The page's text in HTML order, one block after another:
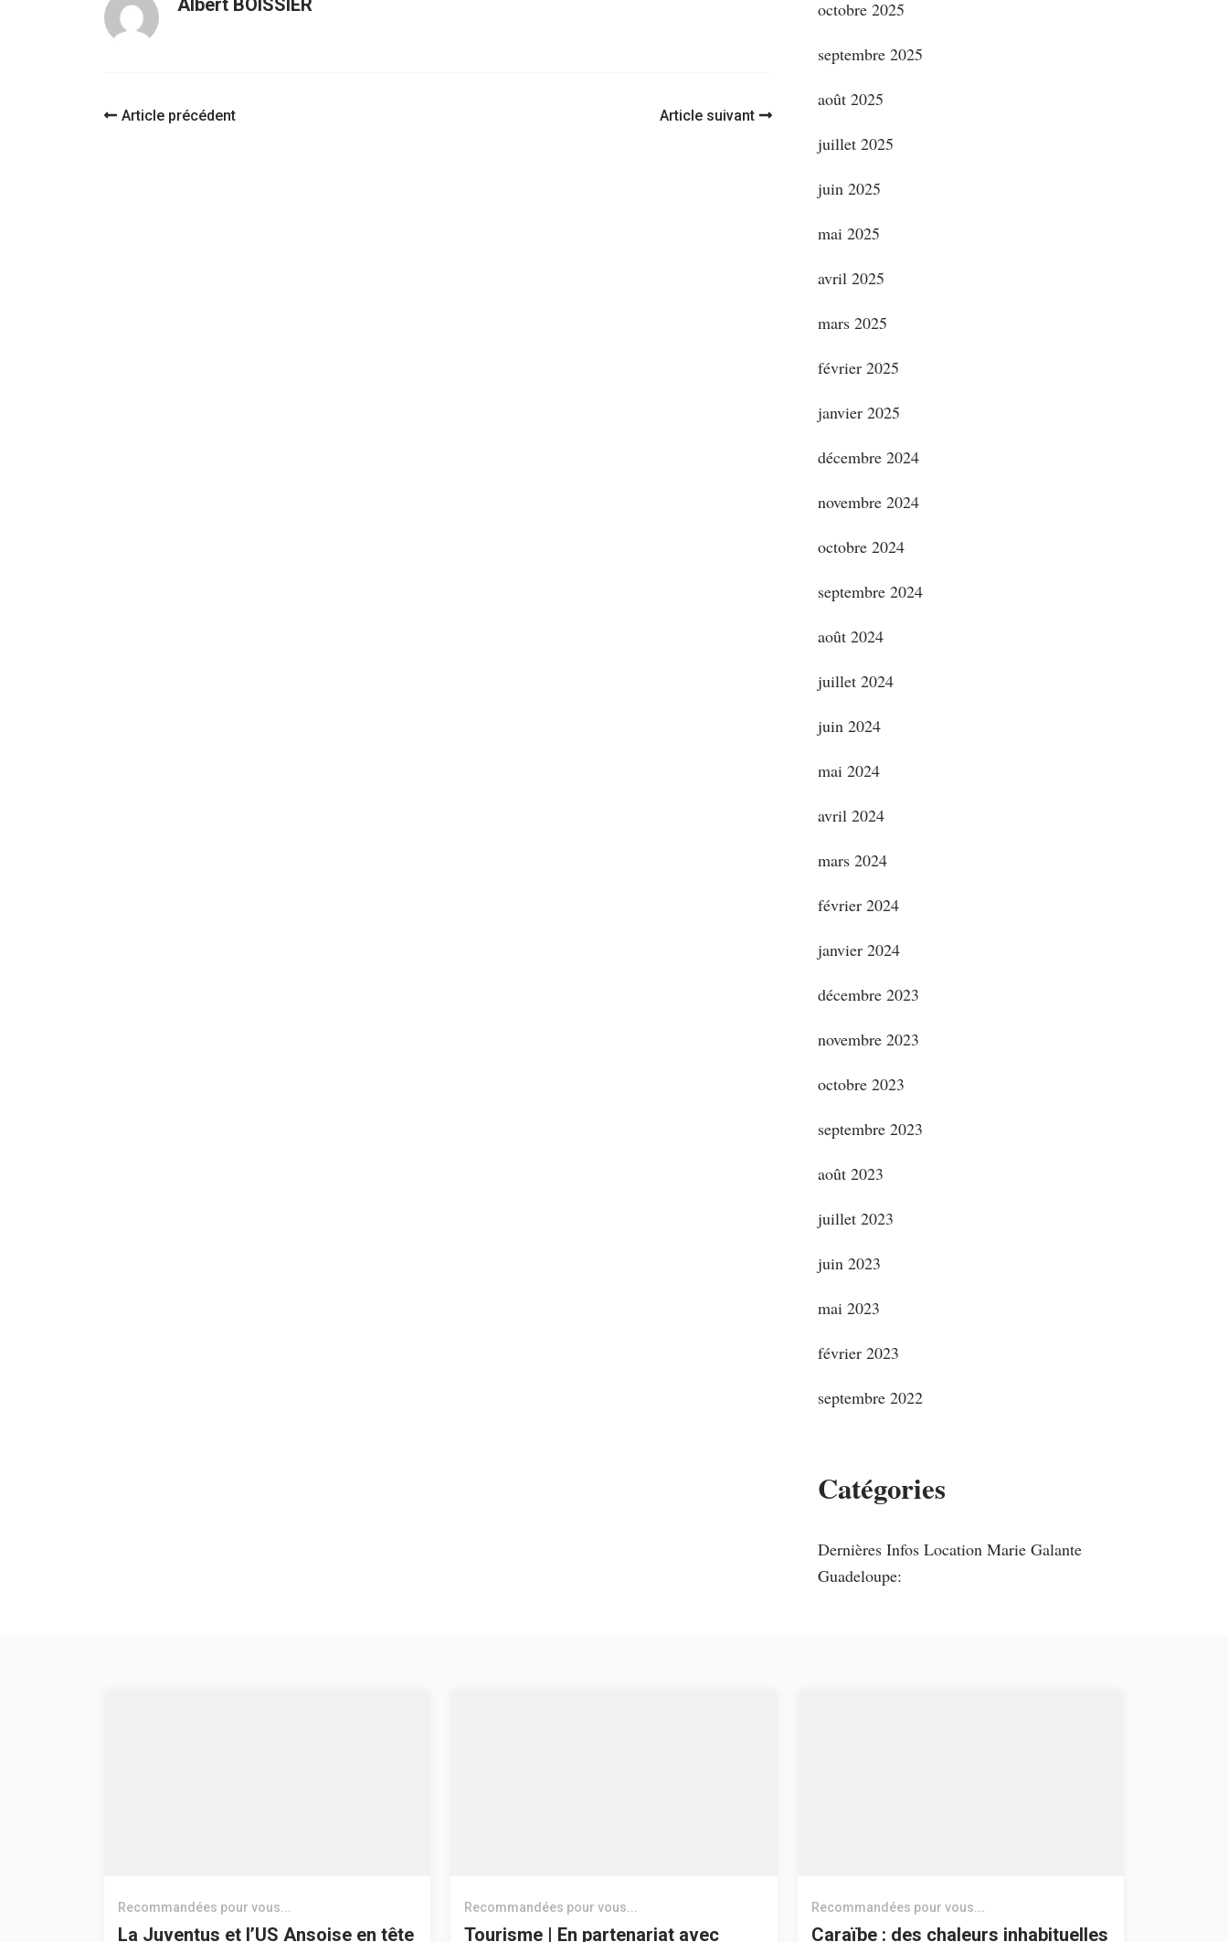
Albert BOISSIER
Navigation
Article précédent Article suivant
octobre 2025
septembre 2025
août 2025
juillet 2025
juin 2025
mai 2025
avril 2025
mars 2025
février 2025
janvier 2025
décembre 2024
novembre 2024
octobre 2024
septembre 2024
août 2024
juillet 2024
juin 2024
mai 2024
avril 2024
mars 2024
février 2024
janvier 2024
décembre 2023
novembre 2023
octobre 2023
septembre 2023
août 2023
juillet 2023
juin 2023
mai 2023
février 2023
septembre 2022
Catégories
Dernières Infos Location Marie Galante
Guadeloupe:
Recommandées pour vous...
La Juventus et l’US Ansoise en tête
Recommandées pour vous...
Tourisme | En partenariat avec
Recommandées pour vous...
Caraïbe : des chaleurs inhabituelles